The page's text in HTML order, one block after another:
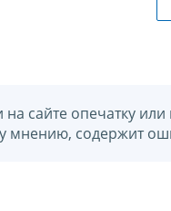
на сайте опечатку
мнению, содержит